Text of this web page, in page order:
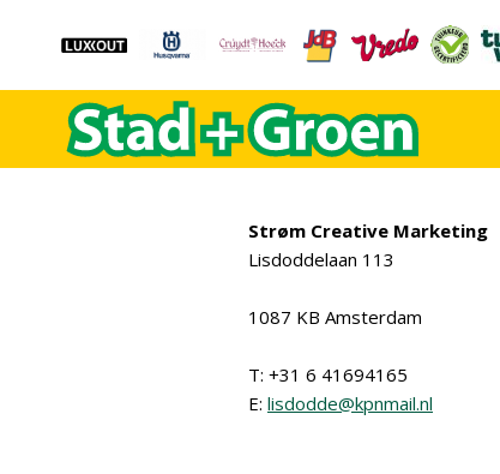
Strøm Creative Marketing
Lisdoddelaan 113
1087 KB Amsterdam
T: +31 6 41694165
E: lisdodde@kpnmail.nl